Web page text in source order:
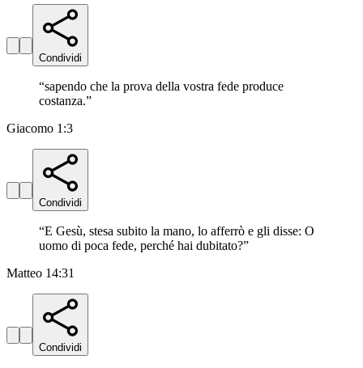
Condividi
“sapendo che la prova della vostra fede produce
costanza.”
Giacomo 1:3
Condividi
“E Gesù, stesa subito la mano, lo afferrò e gli disse: O
uomo di poca fede, perché hai dubitato?”
Matteo 14:31
Condividi